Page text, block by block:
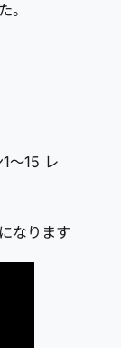
。
～15 レ
なります